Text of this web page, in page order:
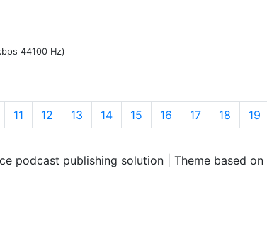
44100 Hz)
11 12 13 14 15 16 17 18 19
podcast publishing solution | Theme based on